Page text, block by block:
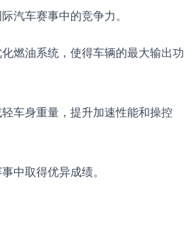
汽车赛事中的竞争力。
燃油系统，使得车辆的最大输出功
车身重量，提升加速性能和操控
中取得优异成绩。